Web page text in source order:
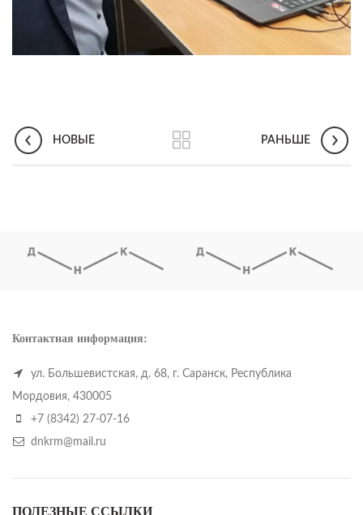
НОВЫЕ РАНЬШЕ
Контактная информация:
ул. Большевистская, д. 68, г. Саранск, Республика
Мордовия, 430005
+7 (8342) 27-07-16
dnkrm@mail.ru
ПОЛЕЗНЫЕ ССЫЛКИ